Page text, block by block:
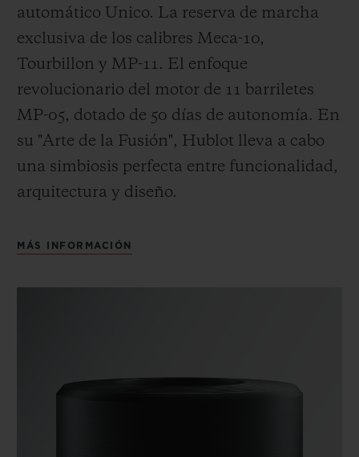
automático Unico. La reserva de marcha
exclusiva de los calibres Meca-10,
Tourbillon y MP-11. El enfoque
revolucionario del motor de 11 barriletes
MP-05, dotado de 50 días de autonomía. En
su "Arte de la Fusión", Hublot lleva a cabo
una simbiosis perfecta entre funcionalidad,
arquitectura y diseño.
MÁS INFORMACIÓN